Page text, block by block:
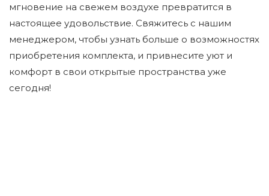
мгновение на свежем воздухе превратится в
настоящее удовольствие. Свяжитесь с нашим
менеджером, чтобы узнать больше о возможностях
приобретения комплекта, и привнесите уют и
комфорт в свои открытые пространства уже
сегодня!